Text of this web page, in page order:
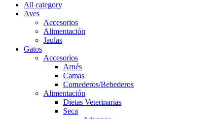
All category
Aves
Accesorios
Alimentación
Jaulas
Gatos
Accesorios
Arnés
Camas
Comederos/Bebederos
Alimentación
Dietas Veterinarias
Seca